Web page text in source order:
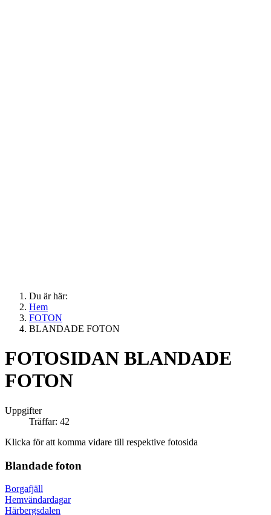
Du är här:
Hem
FOTON
BLANDADE FOTON
FOTOSIDAN BLANDADE
FOTON
Uppgifter
Träffar: 42
Klicka för att komma vidare till respektive fotosida
Blandade foton
Borgafjäll
Hemvändardagar
Härbergsdalen